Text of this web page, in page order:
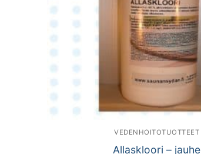
VEDENHOITOTUOTTEET
Allaskloori – jauhe